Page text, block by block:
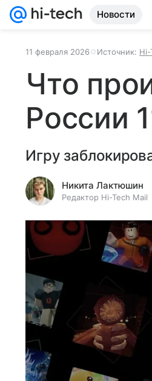
Новости
11 февраля 2026 Источник: Hi-
Что
России
Игру
Никита Лактюшин
Редактор Hi-Tech Mail